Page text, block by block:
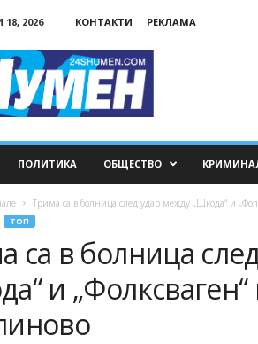
2026 КОНТАКТИ РЕКЛАМА
ПОЛИТИКА ОБЩЕСТВО
Трима са в болница след удар между „Шкода“ и
ТОП
са в болница
и